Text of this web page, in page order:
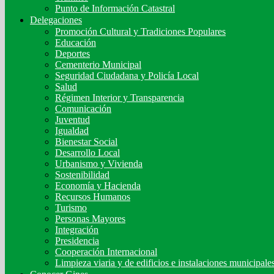
Punto de Información Catastral
Delegaciones
Promoción Cultural y Tradiciones Populares
Educación
Deportes
Cementerio Municipal
Seguridad Ciudadana y Policía Local
Salud
Régimen Interior y Transparencia
Comunicación
Juventud
Igualdad
Bienestar Social
Desarrollo Local
Urbanismo y Vivienda
Sostenibilidad
Economía y Hacienda
Recursos Humanos
Turismo
Personas Mayores
Integración
Presidencia
Cooperación Internacional
Limpieza viaria y de edificios e instalaciones